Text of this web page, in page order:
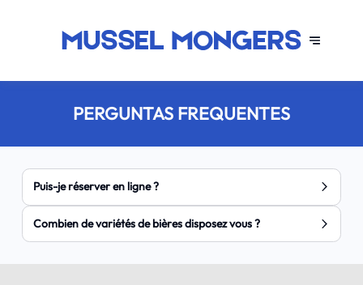
PERGUNTAS FREQUENTES
Puis-je réserver en ligne ?
Combien de variétés de bières disposez vous ?